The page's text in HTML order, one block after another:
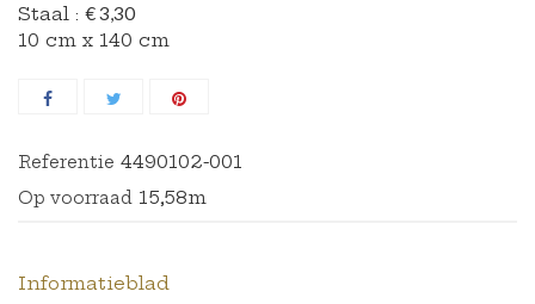
Staal : € 3,30
10 cm x 140 cm
Referentie 4490102-001
Op voorraad 15,58m
Informatieblad